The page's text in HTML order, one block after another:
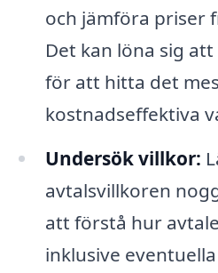
och jämföra priser
Det kan löna sig
för att hitta det
kostnadseffektiva
Undersök villkor:
avtalsvillkoren
att förstå hur
inklusive